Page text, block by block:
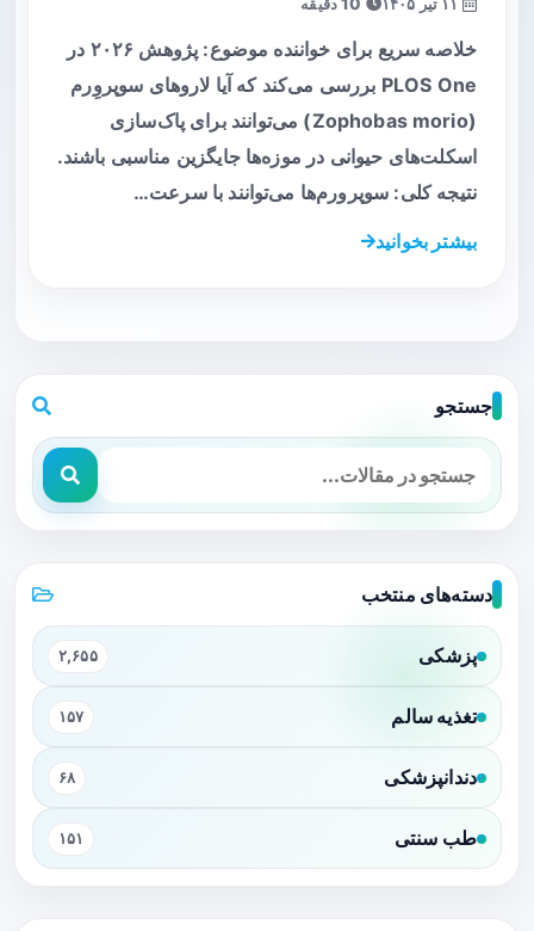
خلاصه سریع برای خواننده موضوع: پژوهش ۲۰۲۶ در
PLOS One بررسی می‌کند که آیا لاروهای سوپروِرم
(Zophobas morio) می‌توانند برای پاک‌سازی
اسکلت‌های حیوانی در موزه‌ها جایگزین مناسبی باشند.
نتیجه کلی: سوپرورم‌ها می‌توانند با سرعت…
بیشتر بخوانید
جستجو
دسته‌های منتخب
پزشکی ۲,۶۵۵
تغذیه سالم ۱۵۷
دندانپزشکی ۶۸
طب سنتی ۱۵۱